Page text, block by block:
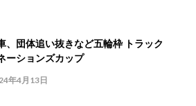
、団体追い抜きなど五輪枠 トラック
ーションズカップ
年4月13日